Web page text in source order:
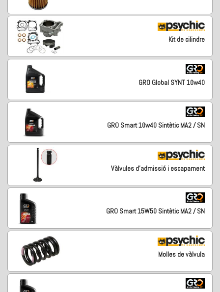
Kit de cilindre
GRO Global SYNT 10w40
GRO Smart 10w40 Sintètic MA2 / SN
Vàlvules d'admissió i escapament
GRO Smart 15W50 Sintètic MA2 / SN
Molles de vàlvula